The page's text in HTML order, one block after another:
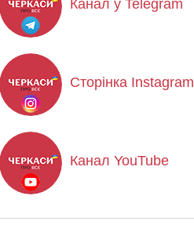
Канал у Telegram
Сторінка Instagram
Канал YouTube